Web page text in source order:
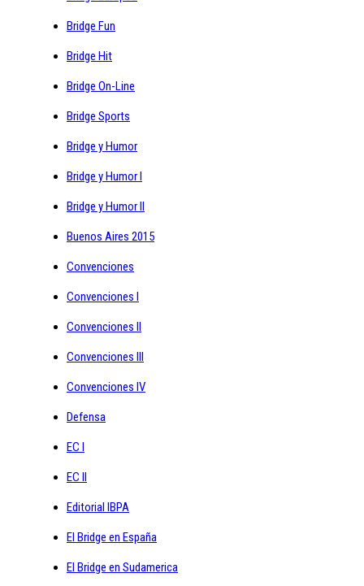
Bridge Fun
Bridge Hit
Bridge On-Line
Bridge Sports
Bridge y Humor
Bridge y Humor I
Bridge y Humor II
Buenos Aires 2015
Convenciones
Convenciones I
Convenciones II
Convenciones III
Convenciones IV
Defensa
EC I
EC II
Editorial IBPA
El Bridge en España
El Bridge en Sudamerica